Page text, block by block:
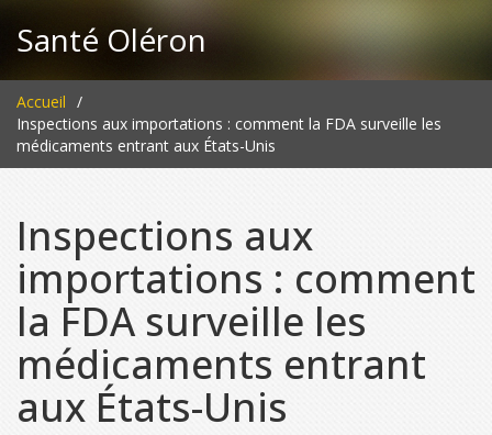
Santé Oléron
Accueil
Inspections aux importations : comment la FDA surveille les
médicaments entrant aux États-Unis
Inspections aux
importations : comment
la FDA surveille les
médicaments entrant
aux États-Unis